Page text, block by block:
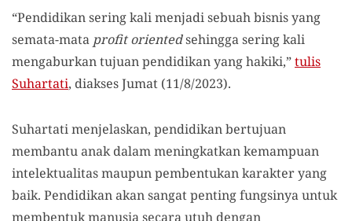
“Pendidikan sering kali menjadi sebuah bisnis yang
semata-mata profit orientedsehingga sering kali
mengaburkan tujuan pendidikan yang hakiki,”tulis
Suhartati, diakses Jumat (11/8/2023).
Suhartati menjelaskan, pendidikan bertujuan
membantu anak dalam meningkatkan kemampuan
intelektualitas maupun pembentukan karakter yang
baik. Pendidikan akan sangat penting fungsinya untuk
membentuk manusia secara utuh dengan